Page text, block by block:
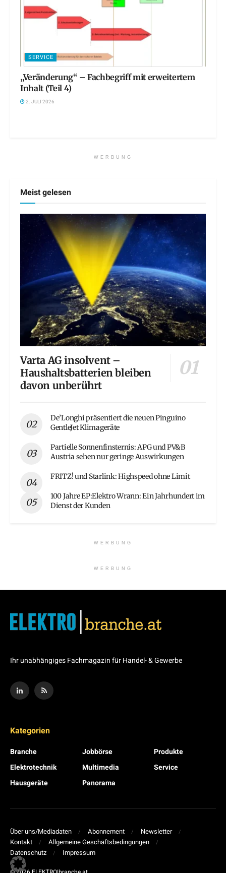
SERVICE
„Veränderung“ – Fachbegriff mit erweitertem
Inhalt (Teil 4)
2. JULI 2026
WERBUNG
Meist gelesen
Varta AG insolvent –
Haushaltsbatterien bleiben
davon unberührt
De’Longhi präsentiert die neuen Pinguino
GentleJet Klimageräte
Partielle Sonnenfinsternis: APG und PV&B
Austria sehen nur geringe Auswirkungen
FRITZ! und Starlink: Highspeed ohne Limit
100 Jahre EP:Elektro Wrann: Ein Jahrhundert im
Dienst der Kunden
WERBUNG
WERBUNG
Ihr unabhängiges Fachmagazin für Handel- & Gewerbe
Kategorien
Branche
Elektrotechnik
Hausgeräte
Jobbörse
Multimedia
Panorama
Produkte
Service
Über uns/Mediadaten Abonnement
Newsletter
Kontakt
Allgemeine Geschäftsbedingungen
Datenschutz
Impressum